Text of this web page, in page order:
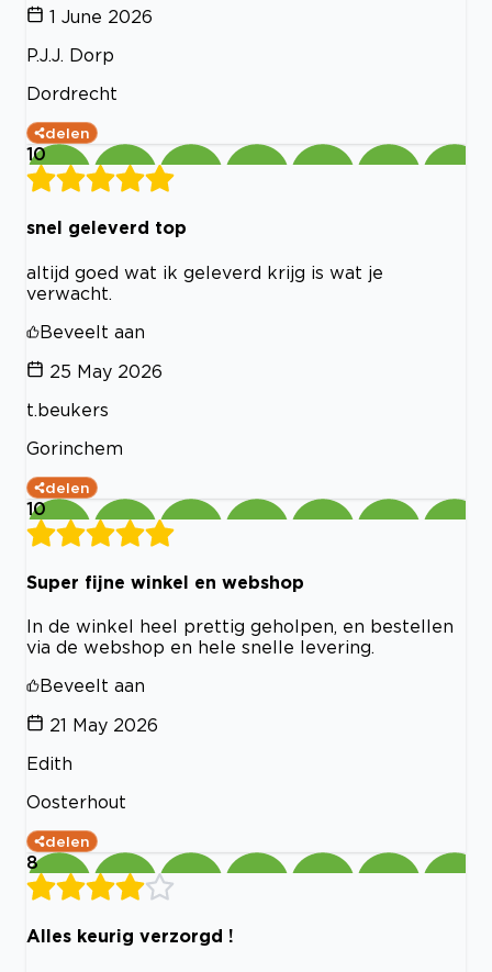
1 June 2026
P.J.J. Dorp
Dordrecht
delen
10
snel geleverd top
altijd goed wat ik geleverd krijg is wat je
verwacht.
Beveelt aan
25 May 2026
t.beukers
Gorinchem
delen
10
Super fijne winkel en webshop
In de winkel heel prettig geholpen, en bestellen
via de webshop en hele snelle levering.
Beveelt aan
21 May 2026
Edith
Oosterhout
delen
8
Alles keurig verzorgd !